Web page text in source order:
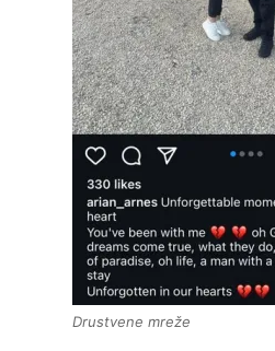
Drustvene mreže